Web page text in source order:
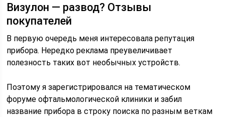
Визулон — развод? Отзывы
покупателей
В первую очередь меня интересовала репутация
прибора. Нередко реклама преувеличивает
полезность таких вот необычных устройств.
Поэтому я зарегистрировался на тематическом
форуме офтальмологической клиники и забил
название прибора в строку поиска по разным веткам